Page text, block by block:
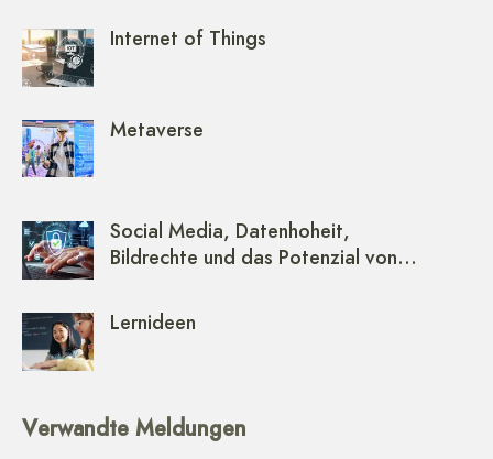
Internet of Things
Metaverse
Social Media, Datenhoheit,
Bildrechte und das Potenzial von…
Lernideen
Verwandte Meldungen